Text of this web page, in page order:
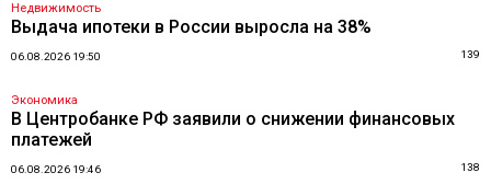
Недвижимость
Выдача ипотеки в России выросла на 38%
06.08.2026 19:50 139
Экономика
В Центробанке РФ заявили о снижении финансовых
платежей
06.08.2026 19:46 138